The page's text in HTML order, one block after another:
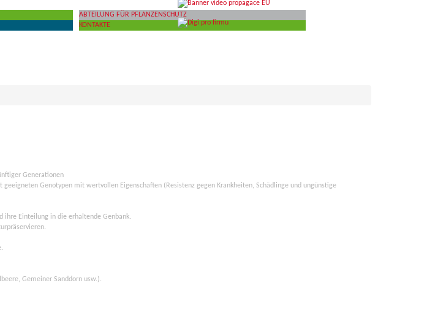
ABTEILUNG FÜR PFLANZENSCHUTZ
KONTAKTE
Generationen
Genotypen mit wertvollen Eigenschaften (Resistenz gegen Krankheiten, Schädlinge und ungünstige
ihre Einteilung in die erhaltende Genbank.
Gemeiner Sanddorn usw.).